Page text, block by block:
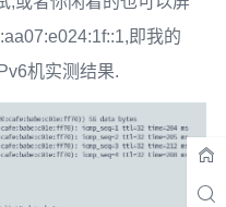
AF_NETLINK
即我的
机实测结果.